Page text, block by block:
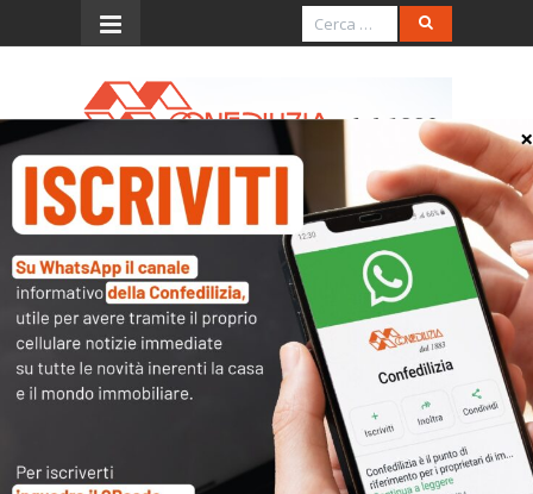
Menu
Prima Pagina Reggio –
19.6.2016 – Presentate
cinque nuove iniziative di
formazione